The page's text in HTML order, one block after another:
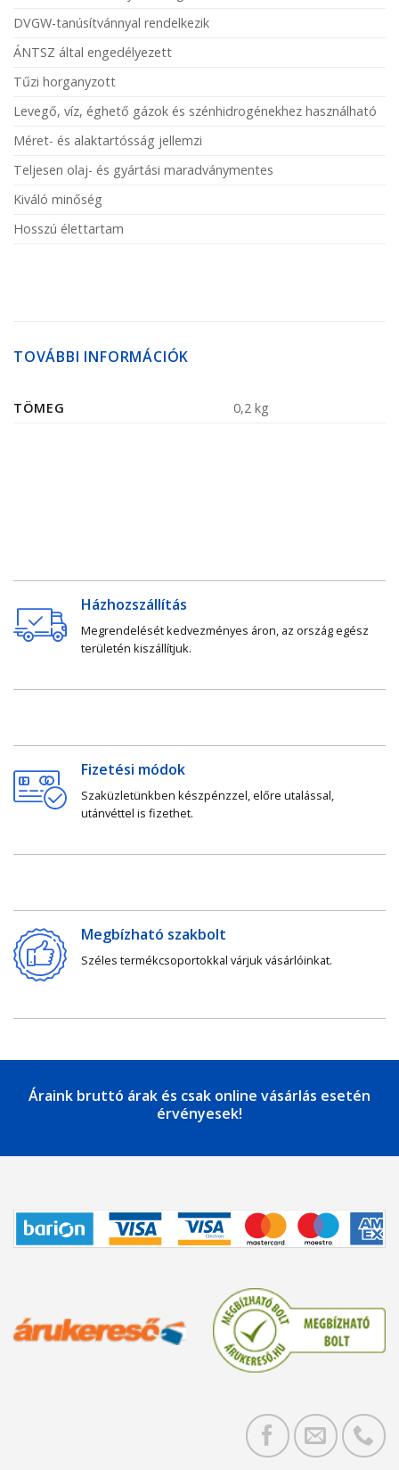
DVGW-tanúsítvánnyal rendelkezik
ÁNTSZ által engedélyezett
Tűzi horganyzott
Levegő, víz, éghető gázok és szénhidrogénekhez használható
Méret- és alaktartósság jellemzi
Teljesen olaj- és gyártási maradványmentes
Kiváló minőség
Hosszú élettartam
TOVÁBBI INFORMÁCIÓK
TÖMEG 0,2 kg
Házhozszállítás
Megrendelését kedvezményes áron, az ország egész
területén kiszállítjuk.
Fizetési módok
Szaküzletünkben készpénzzel, előre utalással,
utánvéttel is fizethet.
Megbízható szakbolt
Széles termékcsoportokkal várjuk vásárlóinkat.
Áraink bruttó árak és csak online vásárlás esetén
érvényesek!